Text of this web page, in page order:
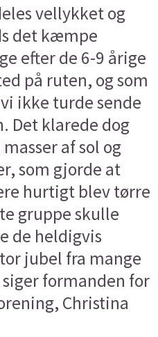
vellykket og
det kæmpe
efter de 6-9 årige
på ruten, og som
ikke turde sende
Det klarede dog
af sol og
som gjorde at
hurtigt blev tørre
gruppe skulle
de heldigvis
jubel fra mange
formanden for
Christina